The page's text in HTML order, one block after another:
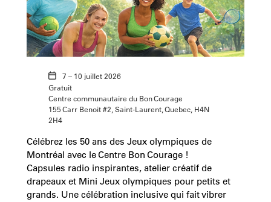
7 – 10 juillet 2026
Gratuit
Centre communautaire du Bon Courage
155 Carr Benoit #2, Saint-Laurent, Quebec, H4N
2H4
Célébrez les 50 ans des Jeux olympiques de
Montréal avec le Centre Bon Courage !
Capsules radio inspirantes, atelier créatif de
drapeaux et Mini Jeux olympiques pour petits et
grands. Une célébration inclusive qui fait vibrer